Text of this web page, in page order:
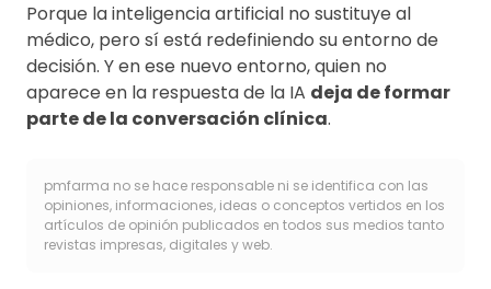
Porque la inteligencia artificial no sustituye al
médico, pero sí está redefiniendo su entorno de
decisión. Y en ese nuevo entorno, quien no
aparece en la respuesta de la IA deja de formar
parte de la conversación clínica.
pmfarma no se hace responsable ni se identifica con las
opiniones, informaciones, ideas o conceptos vertidos en los
artículos de opinión publicados en todos sus medios tanto
revistas impresas, digitales y web.